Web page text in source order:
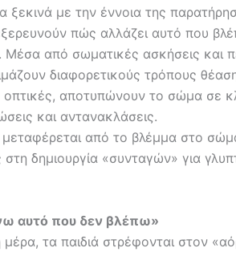
ξεκινά με την έννοια της
πώς αλλάζει αυτό που
Μέσα από σωματικές ασκήσεις και
διαφορετικούς τρόπους
αποτυπώνουν το σώμα σε
και αντανακλάσεις.
μεταφέρεται από το βλέμμα στο
δημιουργία «συνταγών» για
αυτό που δεν βλέπω»
μέρα, τα παιδιά στρέφονται στον